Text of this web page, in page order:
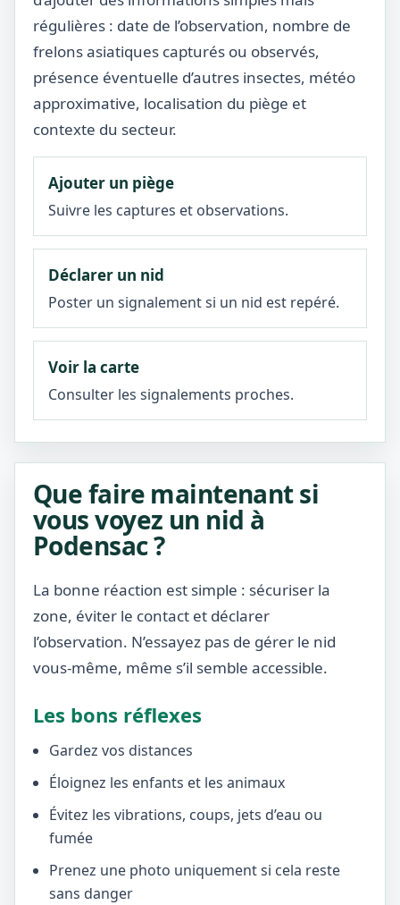
régulières : date de l’observation, nombre de
frelons asiatiques capturés ou observés,
présence éventuelle d’autres insectes, météo
approximative, localisation du piège et
contexte du secteur.
Ajouter un piège
Suivre les captures et observations.
Déclarer un nid
Poster un signalement si un nid est repéré.
Voir la carte
Consulter les signalements proches.
Que faire maintenant si
vous voyez un nid à
Podensac ?
La bonne réaction est simple : sécuriser la
zone, éviter le contact et déclarer
l’observation. N’essayez pas de gérer le nid
vous-même, même s’il semble accessible.
Les bons réflexes
Gardez vos distances
Éloignez les enfants et les animaux
Évitez les vibrations, coups, jets d’eau ou
fumée
Prenez une photo uniquement si cela reste
sans danger